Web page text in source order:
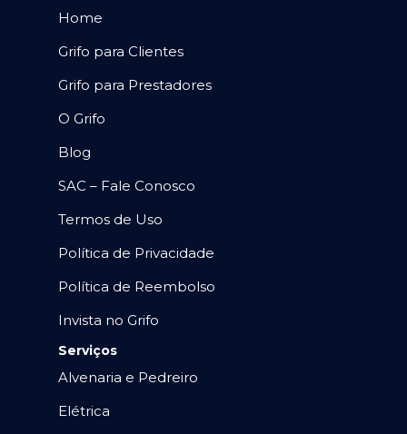
Home
Grifo para Clientes
Grifo para Prestadores
O Grifo
Blog
SAC – Fale Conosco
Termos de Uso
Política de Privacidade
Política de Reembolso
Invista no Grifo
Serviços
Alvenaria e Pedreiro
Elétrica